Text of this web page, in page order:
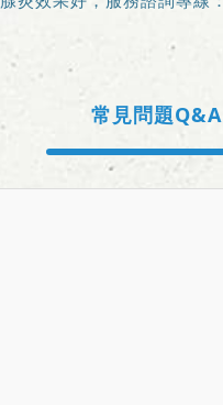
常見問題Q&A